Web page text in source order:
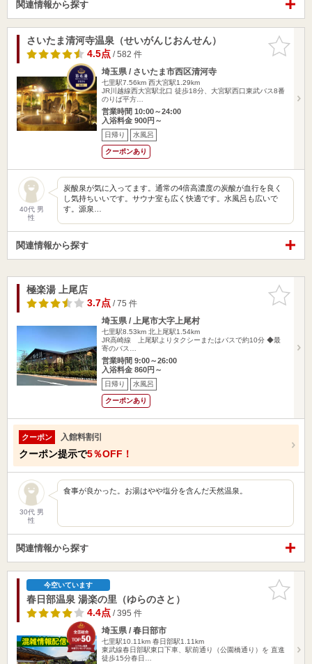
関連情報から探す
お気に入
りに追加
さいたま清河寺温泉（せいがんじおんせん）
4.5点/ 582 件
埼玉県 / さいたま市西区清河寺
七里駅7.56km 西大宮駅1.29km
JR川越線西大宮駅北口 徒歩18分、大宮駅西口東武バス8番
のりば平方…
営業時間 10:00～24:00
入浴料金 900円～
日帰り 水風呂
クーポンあり
40代 男
性
炭酸泉が気に入ってます。通常の4倍高濃度の炭酸が血行を良く
し気持ちいいです。サウナ室も広く快適です。水風呂も広いで
す。源泉…
関連情報から探す
お気に入
りに追加
極楽湯 上尾店
3.7点/ 75 件
埼玉県 / 上尾市大字上尾村
七里駅8.53km 北上尾駅1.54km
JR高崎線 上尾駅よりタクシーまたはバスで約10分 ◆最
寄のバス…
営業時間 9:00～26:00
入浴料金 860円～
日帰り 水風呂
クーポンあり
クーポン 入館料割引
クーポン提示で5％OFF！
30代 男
性
食事が良かった。お湯はやや塩分を含んだ天然温泉。
関連情報から探す
お気に入
りに追加
今空いています
春日部温泉 湯楽の里（ゆらのさと）
4.4点/ 395 件
埼玉県 / 春日部市
七里駅10.11km 春日部駅1.11km
東武線春日部駅東口下車、駅前通り（公園橋通り）を 直進
徒歩15分春日…